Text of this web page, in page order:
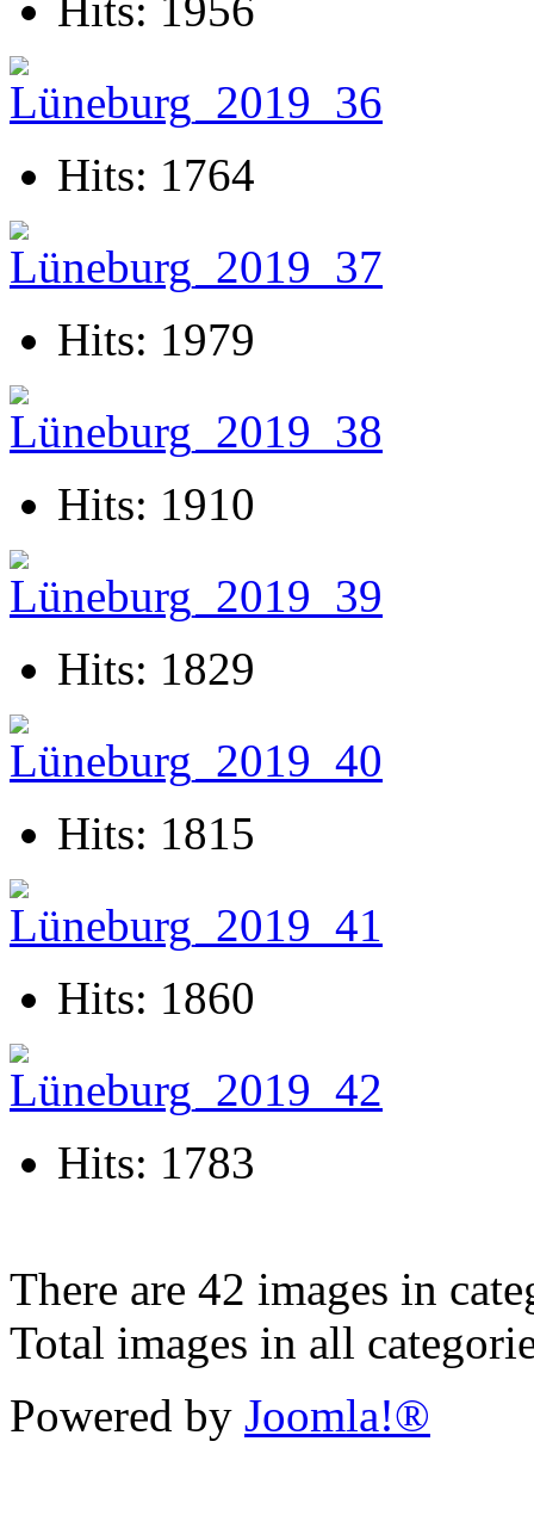
Hits: 1956
Hits: 1764
Hits: 1979
Hits: 1910
Hits: 1829
Hits: 1815
Hits: 1860
Hits: 1783
There are 42 images in
Total images in all
Powered by Joomla!®